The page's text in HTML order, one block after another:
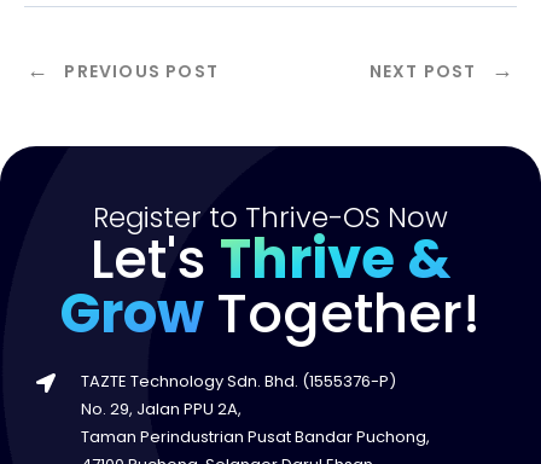
← PREVIOUS POST NEXT POST →
Register to Thrive-OS Now
Let's Thrive &
GrowTogether!
TAZTE Technology Sdn. Bhd. (1555376-P)
No. 29, Jalan PPU 2A,
Taman Perindustrian Pusat Bandar Puchong,